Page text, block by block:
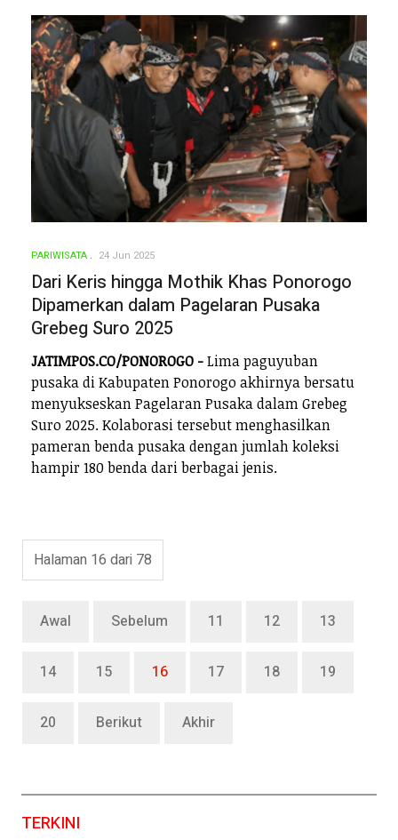
PARIWISATA 24 Jun 2025
Dari Keris hingga Mothik Khas Ponorogo
Dipamerkan dalam Pagelaran Pusaka
Grebeg Suro 2025
JATIMPOS.CO/PONOROGO -Lima paguyuban
pusaka di Kabupaten Ponorogo akhirnya bersatu
menyukseskan Pagelaran Pusaka dalam Grebeg
Suro 2025. Kolaborasi tersebut menghasilkan
pameran benda pusaka dengan jumlah koleksi
hampir 180 benda dari berbagai jenis.
Halaman 16 dari 78
Awal Sebelum 11 12 13
14 15 16 17 18 19
20 Berikut Akhir
TERKINI